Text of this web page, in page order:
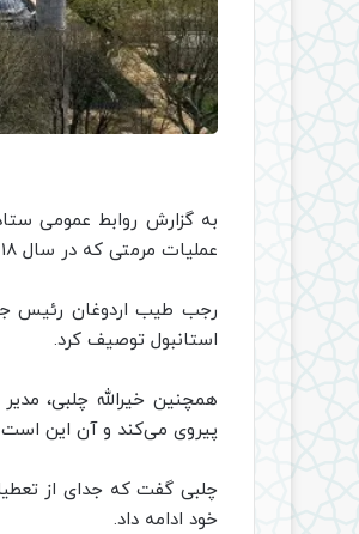
به گزارش روابط عمومی
عملیات مرمتی که در سال ۲۰۱۸ آغاز شد، به طور کامل بازگشایی شد.
رجب طیب اردوغان رئیس
استانبول توصیف کرد.
همچنین خیرالله چلبی،
پیروی می‌کند و آن این است
چلبی گفت که جدای از
خود ادامه داد.